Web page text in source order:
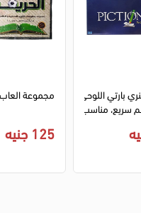
بارتي اللوحي
سريع، مناسب
مجموعة
125 جنيه